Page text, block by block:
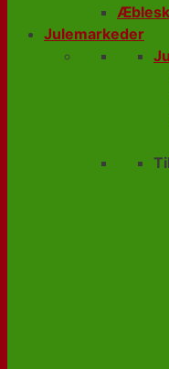
Julemarkeder